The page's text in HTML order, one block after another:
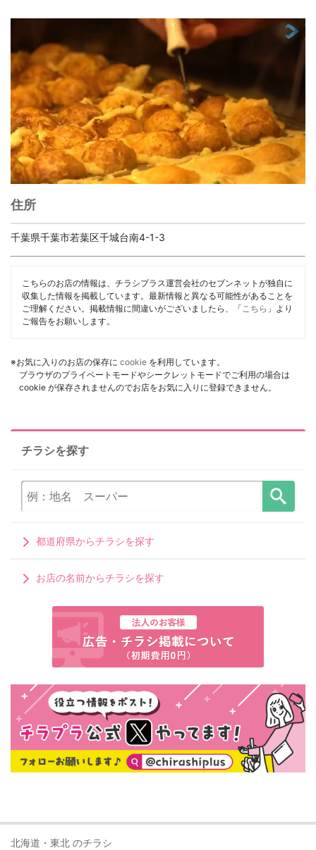
住所
千葉県千葉市若葉区千城台南4-1-3
こちらのお店の情報は、チラシプラス運営会社のセブンネットが独自に
収集した情報を掲載しています。最新情報と異なる可能性があることを
ご理解ください。掲載情報に間違いがございましたら、「 こちら 」より
ご報告をお願いします。
※お気に入りのお店の保存に cookie を利用しています。
ブラウザのプライベートモードやシークレットモードでご利用の場合は
cookie が保存されませんのでお店をお気に入りに登録できません。
チラシを探す
都道府県からチラシを探す
お店の名前からチラシを探す
北海道・東北 のチラシ